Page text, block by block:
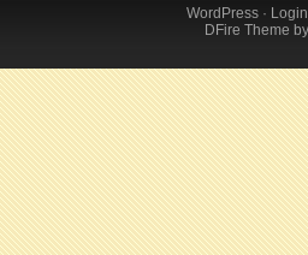
WordPress· Login
DFire Theme